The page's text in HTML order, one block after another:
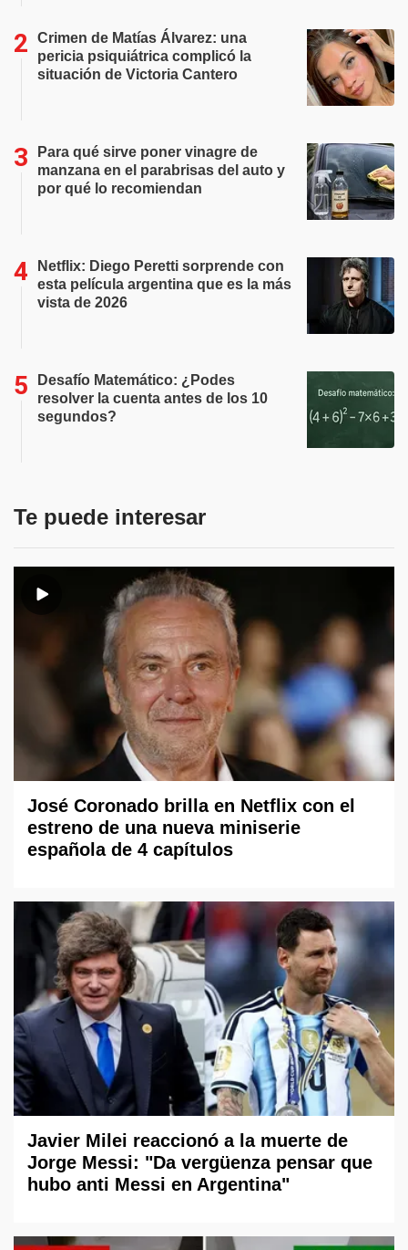
Crimen de Matías Álvarez: una
pericia psiquiátrica complicó la
situación de Victoria Cantero
Para qué sirve poner vinagre de
manzana en el parabrisas del auto y
por qué lo recomiendan
Netflix: Diego Peretti sorprende con
esta película argentina que es la más
vista de 2026
Desafío Matemático: ¿Podes
resolver la cuenta antes de los 10
segundos?
Te puede interesar
José Coronado brilla en Netflix con el
estreno de una nueva miniserie
española de 4 capítulos
Javier Milei reaccionó a la muerte de
Jorge Messi: "Da vergüenza pensar que
hubo anti Messi en Argentina"